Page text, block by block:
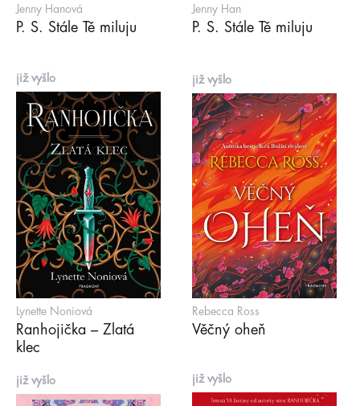
Jenny Hanová
P. S. Stále Tě miluju
Jenny Han
P. S. Stále Tě miluju
již vyšlo
Lynette Noniová
Ranhojička – Zlatá
klec
již vyšlo
Rebecca Ross
Věčný oheň
již vyšlo již vyšlo